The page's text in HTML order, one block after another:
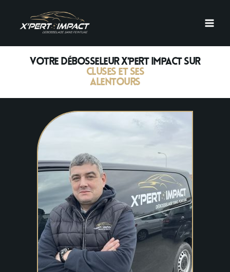
Votre débosseleur X'PERT IMPACT sur
Cluses et ses
alentours